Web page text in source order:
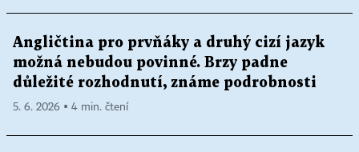
Angličtina pro prvňáky a druhý cizí jazyk
možná nebudou povinné. Brzy padne
důležité rozhodnutí, známe podrobnosti
5. 6. 2026 ▪ 4 min. čtení